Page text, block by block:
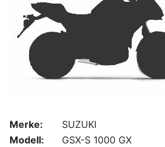
Merke:
SUZUKI
Modell:
GSX-S 1000 GX